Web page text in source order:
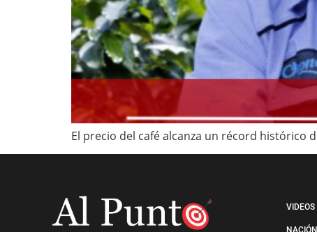
El precio del café alcanza un récord histórico
VIDEOS